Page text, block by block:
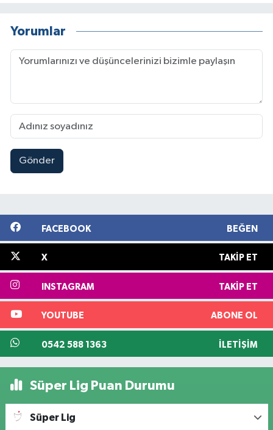
Yorumlar
Gönder
FACEBOOK BEĞEN
X TAKIP ET
INSTAGRAM TAKIP ET
YOUTUBE ABONE OL
0542 588 1363 İLETIŞIM
Süper Lig Puan Durumu
Süper Lig